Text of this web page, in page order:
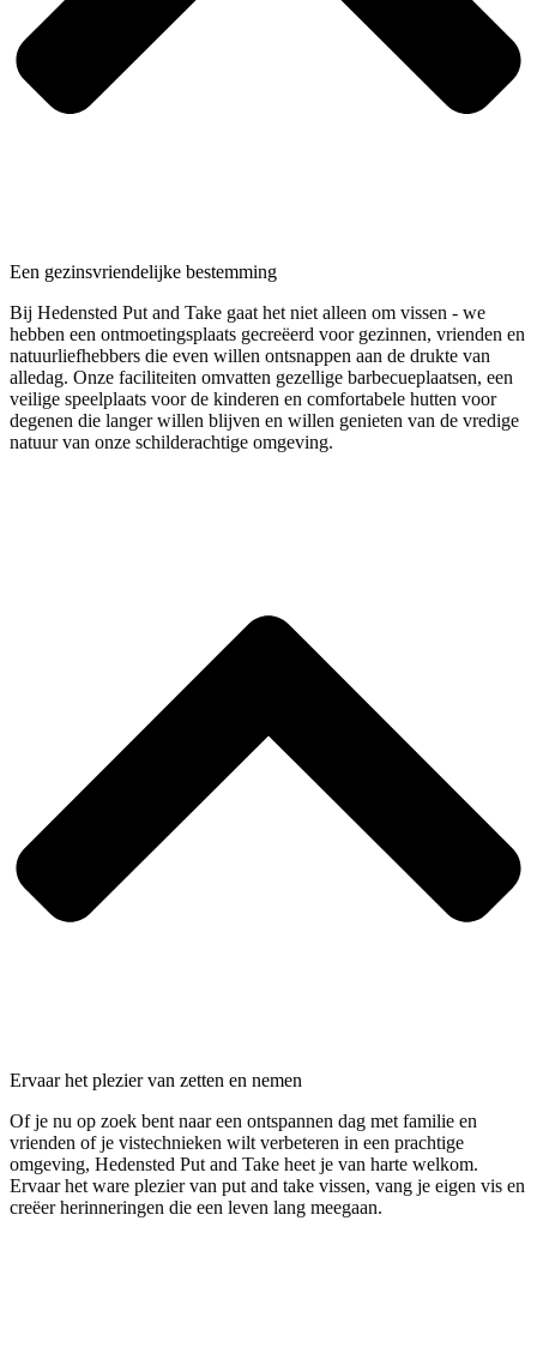
Een gezinsvriendelijke bestemming
Bij Hedensted Put and Take gaat het niet alleen om vissen - we
hebben een ontmoetingsplaats gecreëerd voor gezinnen, vrienden en
natuurliefhebbers die even willen ontsnappen aan de drukte van
alledag. Onze faciliteiten omvatten gezellige barbecueplaatsen, een
veilige speelplaats voor de kinderen en comfortabele hutten voor
degenen die langer willen blijven en willen genieten van de vredige
natuur van onze schilderachtige omgeving.
Ervaar het plezier van zetten en nemen
Of je nu op zoek bent naar een ontspannen dag met familie en
vrienden of je vistechnieken wilt verbeteren in een prachtige
omgeving, Hedensted Put and Take heet je van harte welkom.
Ervaar het ware plezier van put and take vissen, vang je eigen vis en
creëer herinneringen die een leven lang meegaan.